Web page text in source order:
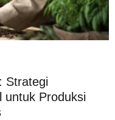
Strategi
untuk Produksi